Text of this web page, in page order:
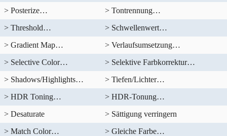
> Posterize…
> Tontrennung…
> Threshold…
> Schwellenwert…
> Gradient Map…
> Verlaufsumsetzung…
> Selective Color…
> Selektive Farbkorrektur…
> Shadows/Highlights…
> Tiefen/Lichter…
> HDR Toning…
> HDR-Tonung…
> Desaturate
> Sättigung verringern
> Match Color…
> Gleiche Farbe…